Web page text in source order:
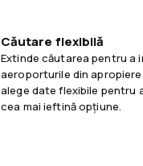
Căutare flexibilă
Extinde căutarea pentru a
aeroporturile din apropiere
alege date flexibile pentru
cea mai ieftină opțiune.